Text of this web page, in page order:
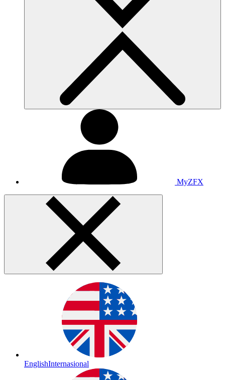
MyZFX
EnglishInternasional